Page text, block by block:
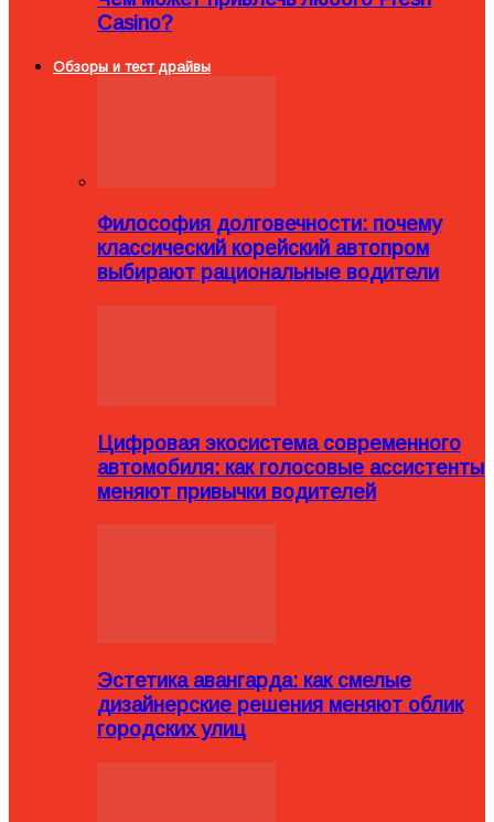
Casino?
Обзоры и тест драйвы
Философия долговечности: почему
классический корейский автопром
выбирают рациональные водители
Цифровая экосистема современного
автомобиля: как голосовые ассистенты
меняют привычки водителей
Эстетика авангарда: как смелые
дизайнерские решения меняют облик
городских улиц